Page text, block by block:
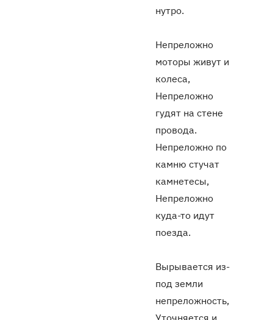
нутро.
Непреложно
моторы живут и
колеса,
Непреложно
гудят на стене
провода.
Непреложно по
камню стучат
камнетесы,
Непреложно
куда-то идут
поезда.
Вырывается из-
под земли
непреложность,
Уточняется и